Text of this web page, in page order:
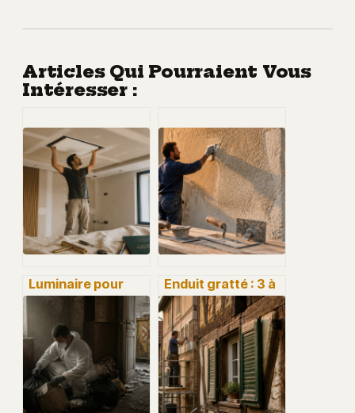
Articles Qui Pourraient Vous
Intéresser :
Luminaire pour
faux plafond :
choisir la solution
d’éclairage
adaptée à chaque
pièce
Enduit gratté : 3 à
8 heures de
patience pour une
façade durable et
esthétique